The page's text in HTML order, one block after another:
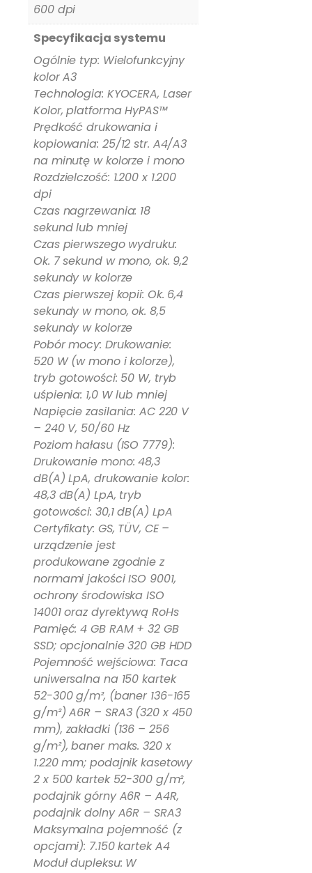
600 dpi
Specyfikacja systemu
Ogólnie typ: Wielofunkcyjny
kolor A3
Technologia: KYOCERA, Laser
Kolor, platforma HyPAS™
Prędkość drukowania i
kopiowania: 25/12 str. A4/A3
na minutę w kolorze i mono
Rozdzielczość: 1.200 x 1.200
dpi
Czas nagrzewania: 18
sekund lub mniej
Czas pierwszego wydruku:
Ok. 7 sekund w mono, ok. 9,2
sekundy w kolorze
Czas pierwszej kopii: Ok. 6,4
sekundy w mono, ok. 8,5
sekundy w kolorze
Pobór mocy: Drukowanie:
520 W (w mono i kolorze),
tryb gotowości: 50 W, tryb
uśpienia: 1,0 W lub mniej
Napięcie zasilania: AC 220 V
– 240 V, 50/60 Hz
Poziom hałasu (ISO 7779):
Drukowanie mono: 48,3
dB(A) LpA, drukowanie kolor:
48,3 dB(A) LpA, tryb
gotowości: 30,1 dB(A) LpA
Certyfikaty: GS, TÜV, CE –
urządzenie jest
produkowane zgodnie z
normami jakości ISO 9001,
ochrony środowiska ISO
14001 oraz dyrektywą RoHs
Pamięć: 4 GB RAM + 32 GB
SSD; opcjonalnie 320 GB HDD
Pojemność wejściowa: Taca
uniwersalna na 150 kartek
52-300 g/m², (baner 136-165
g/m²) A6R – SRA3 (320 x 450
mm), zakładki (136 – 256
g/m²), baner maks. 320 x
1.220 mm; podajnik kasetowy
2 x 500 kartek 52-300 g/m²,
podajnik górny A6R – A4R,
podajnik dolny A6R – SRA3
Maksymalna pojemność (z
opcjami): 7.150 kartek A4
Moduł dupleksu: W